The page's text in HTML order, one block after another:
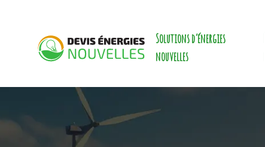
Solutions d’énergies
nouvelles